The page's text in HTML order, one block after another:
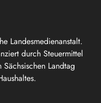
Landesmedienanstalt.
durch Steuermittel
Landtag